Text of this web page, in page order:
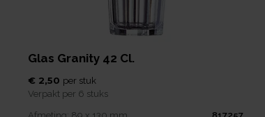
Glas Granity 42 Cl.
€ 2,50 per stuk
Verpakt per 6 stuks